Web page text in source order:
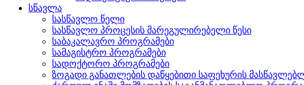
სწავლა
სასწავლო წელი
სასწავლო პროცესის მარეგულირებელი წესი
საბაკალავრო პროგრამები
სამაგისტრო პროგრამები
სადოქტორო პროგრამები
ზოგადი განათლების დაწყებითი საფეხურის